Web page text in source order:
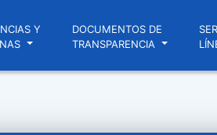
Y
DOCUMENTOS DE
TRANSPARENCIA